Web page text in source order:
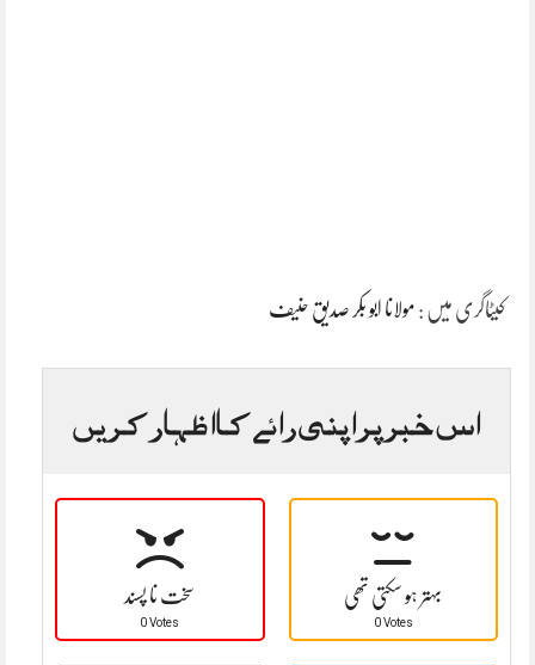
کیٹاگری میں : مولانا ابو بکر صدیق حنیف
اس خبر پر اپنی رائے کا اظہار کریں
سخت نا پسند
0 Votes
بہتر ہو سکتی تھی
0 Votes